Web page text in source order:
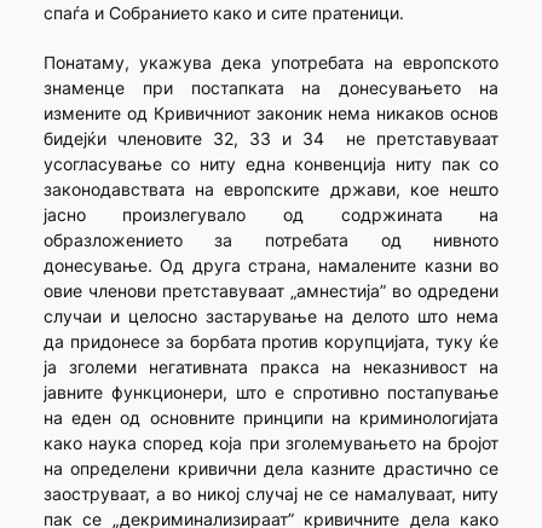
спаѓа и Собранието како и сите пратеници.
Понатаму, укажува дека употребата на европското
знаменце при постапката на донесувањето на
измените од Кривичниот законик нема никаков основ
бидејќи членовите 32, 33 и 34 не претставуваат
усогласување со ниту една конвенција ниту пак со
законодавствата на европските држави, кое нешто
јасно произлегувало од содржината на
образложението за потребата од нивното
донесување. Од друга страна, намалените казни во
овие членови претставуваат „амнестија” во одредени
случаи и целосно застарување на делото што нема
да придонесе за борбата против корупцијата, туку ќе
ја зголеми негативната пракса на неказнивост на
јавните функционери, што е спротивно постапување
на еден од основните принципи на криминологијата
како наука според која при зголемувањето на бројот
на определени кривични дела казните драстично се
заоструваат, а во никој случај не се намалуваат, ниту
пак се „декриминализираат” кривичните дела како